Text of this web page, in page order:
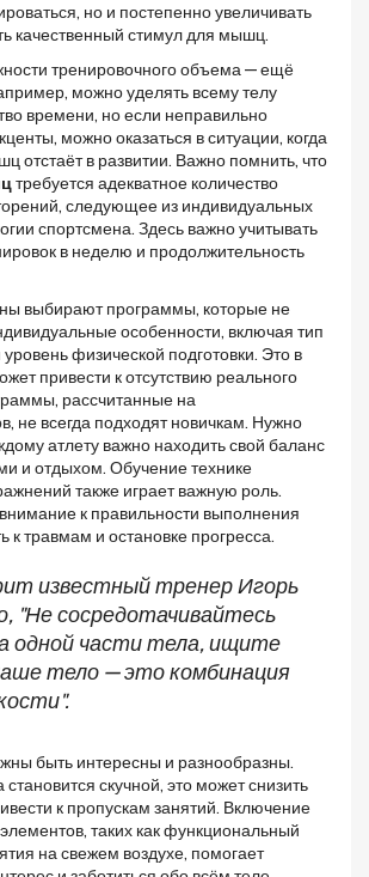
но и постепенно увеличивать
качественный стимул для мышц.
тренировочного объема — ещё
можно уделять всему телу
времени, но если неправильно
можно оказаться в ситуации, когда
отстаёт в развитии. Важно помнить, что
требуется адекватное количество
следующее из индивидуальных
спортсмена. Здесь важно учитывать
в неделю и продолжительность
выбирают программы, которые не
особенности, включая тип
физической подготовки. Это в
привести к отсутствию реального
рассчитанные на
не всегда подходят новичкам. Нужно
атлету важно находить свой баланс
и отдыхом. Обучение технике
также играет важную роль.
к правильности выполнения
к травмам и остановке прогресса.
известный тренер Игорь
"Не сосредотачивайтесь
одной части тела, ищите
тело — это комбинация
быть интересны и разнообразны.
скучной, это может снизить
к пропускам занятий. Включение
таких как функциональный
на свежем воздухе, помогает